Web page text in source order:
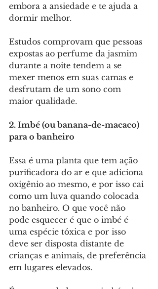
embora a ansiedade e te ajuda a
dormir melhor.
Estudos comprovam que pessoas
expostas ao perfume da jasmim
durante a noite tendem a se
mexer menos em suas camas e
desfrutam de um sono com
maior qualidade.
2. Imbé (ou banana-de-macaco)
para o banheiro
Essa é uma planta que tem ação
purificadora do ar e que adiciona
oxigênio ao mesmo, e por isso cai
como um luva quando colocada
no banheiro. O que você não
pode esquecer é que o imbé é
uma espécie tóxica e por isso
deve ser disposta distante de
crianças e animais, de preferência
em lugares elevados.